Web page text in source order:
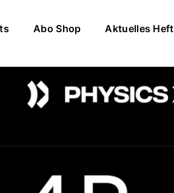
Abo Shop Aktuelles Heft